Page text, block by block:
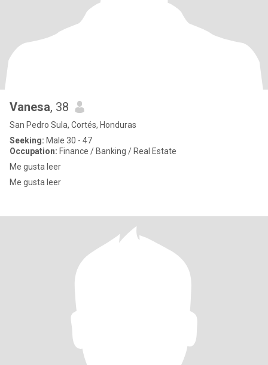
Vanesa, 38
San Pedro Sula, Cortés, Honduras
Seeking: Male 30 - 47
Occupation: Finance / Banking / Real Estate
Me gusta leer
Me gusta leer